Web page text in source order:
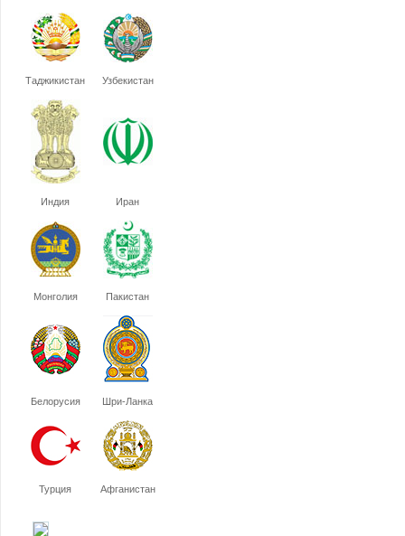
Таджикистан Узбекистан
Индия Иран
Монголия Пакистан
Белорусия Шри-Ланка
Турция Афганистан